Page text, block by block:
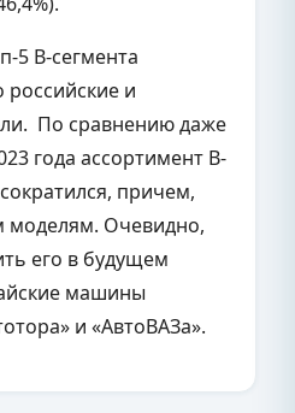
5 В-сегмента
российские и
По сравнению даже
года ассортимент В-
причем,
моделям. Очевидно,
его в будущем
машины
и «АвтоВАЗа».